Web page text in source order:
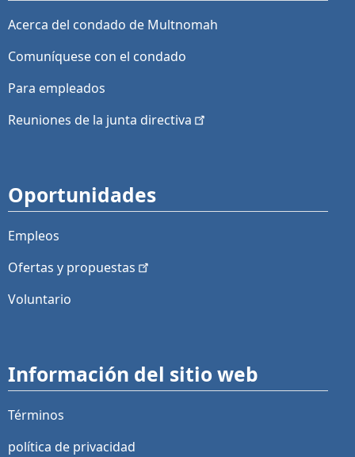
Acerca del condado de Multnomah
Comuníquese con el condado
Para empleados
Reuniones de la junta directiva
Oportunidades
Empleos
Ofertas y propuestas
Voluntario
Información del sitio web
Términos
política de privacidad